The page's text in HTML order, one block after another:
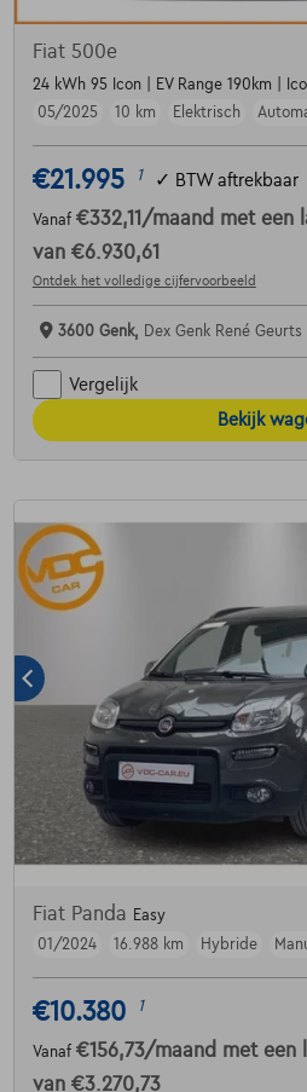
Fiat 500e
24 kWh 95 Icon | EV Range 190km |
05/2025
10 km Elektrisch
€21.995 1 ✓ BTW aftrekbaar
Vanaf €332,11 /maand met een
van €6.930,61
Ontdek het volledige cijfervoorbeeld
3600 Genk, Dex Genk René
Vergelijk
Bekijk
Fiat Panda Easy
01/2024
16.988 km Hybride
€10.380 1
Vanaf €156,73/maand met een
van €3.270,73